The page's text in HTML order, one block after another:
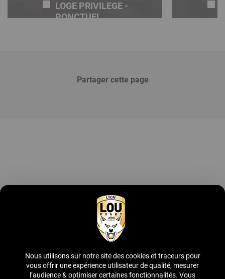
LOGE PRIVILEGE -
PONCTUEL
Partager cette page
Contactez-nous
Découvrir l'offre
Suivez-nous
Nous utilisons sur notre site des cookies et traceurs pour
vous offrir une expérience utilisateur de qualité, mesurer
l’audience & optimiser certaines fonctionnalités. Vous